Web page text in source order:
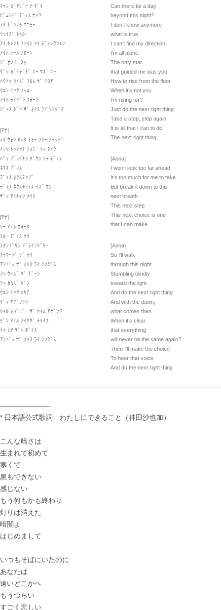
ｷｬﾝ ｾﾞｱﾋﾞｰ ｱ ﾃﾞｲ
ﾋﾞﾖﾝﾄﾞ ﾃﾞｨｽ ﾅｲ?
ｱｲ ﾄﾞﾝﾉｩ ｴﾆﾓｰ
ﾜｯｲｽﾞ ﾄｩﾙｰ
ｱｲ ｷｬﾝﾄ ﾌｧｲﾝ ﾏｲ ﾃﾞｨﾚｸｼｮﾝ
ｱｲﾑ ｵｰﾙ ｱﾛｰﾝ
ｼﾞ ｵﾝﾘｰ ｽﾀｰ
ｻﾞｯ ｶﾞｲﾃﾞﾄﾞ ﾐｰ ﾜｽﾞ ﾕｰ
ﾊｳﾄｩ ﾗｲｽﾞ ﾌﾛﾑ ｻﾞ ﾌﾛｱ
ｳｪﾝ ｲｯﾂ ﾉｯﾕｰ
ｱｲﾑ ﾗｲｼﾞﾝ ﾌｫｰ?
ｼﾞｬｽ ﾄﾞｩ ｻﾞ ﾈｸｽ ﾗｲ ｼﾝｸﾞｽ
[ｱﾅ]
ｱｲ ｳｫﾝ ﾙｯｸ ﾄｩｰ ﾌｧｰ ｱﾍｯﾄﾞ
ｲｯﾂ ﾄｩﾏｯﾁ ﾌｫﾐｰ ﾄｩ ﾃｲｸ
ﾊﾞｯ ﾌﾞﾚｲｷｯ ﾀﾞｳﾝ ﾄｩ ﾃﾞｨｽ
ﾈｸｽ ﾌﾞﾚｽ
ﾃﾞｨｽ ﾈｸｽﾃｯﾌﾟ
ﾃﾞｨｽ ﾈｸｽﾁｮｲｽ ｲｽﾞ ﾜﾝ
ｻﾞｯ ｱｲｷｬﾝ ﾒｲｸ
[ｱﾅ]
ｿｰ ｱｲﾙ ｳｫｰｸ
ｽﾙｰ ﾃﾞｨｽ ﾅｲ
ｽﾀﾝﾌﾞﾘﾝ ﾌﾞﾗｲﾝﾄﾞﾘｰ
ﾄｩﾜｰﾄﾞ ｻﾞ ﾗｲ
ｱﾝﾄﾞｩ ｻﾞ ﾈｸｽ ﾗｲ ｼﾝｸﾞｽ
ｱﾝ ｳｨｽﾞ ｻﾞ ﾄﾞｰﾝ
ﾜｯ ｶﾑｽﾞ ｾﾞﾝ
ｳｪﾝ ｲｯﾂ ｸﾘｱ
ｻﾞｯ ｴﾌﾞﾘｼﾝ
ｳｨﾙ ﾈﾊﾞﾋﾞｰ ｻﾞ ｾｲﾑ ｱｹﾞﾝ?
ｾﾞﾝ ｱｲﾙ ﾒｲｸｻﾞ ﾁｮｲｽ
ﾄｩ ﾋｱ ｻﾞｯ ﾎﾞｲｽ
ｱﾝﾄﾞｩ ｻﾞ ﾈｸｽ ﾗｲ ｼﾝｸﾞｽ
Can there be a day
beyond this night?
I don’t know anymore
what is true
I can’t find my direction,
I’m all alone
The only star
that guided me was you
How to rise from the floor
When it’s not you
I’m rising for?
Just do the next right thing
Take a step, step again
It is all that I can to do
The next right thing
[Anna]
I won’t look too far ahead
It’s too much for me to take
But break it down to this
next breath
This next step
This next choice is one
that I can make
[Anna]
So I’ll walk
through this night
Stumbling blindly
toward the light
And do the next right thing
And with the dawn,
what comes then
When it’s clear
that everything
will never be the same again?
Then I’ll make the choice
To hear that voice
And do the next right thing
———————-
* 日本語公式歌詞 わたしにできること（神田沙也加）
こんな暗さは
生まれて初めて
寒くて
息もできない
感じない
もう何もかも終わり
灯りは消えた
暗闇よ
はじめまして
いつもそばにいたのに
あなたは
遠いどこかへ
もうつらい
すごく悲しい